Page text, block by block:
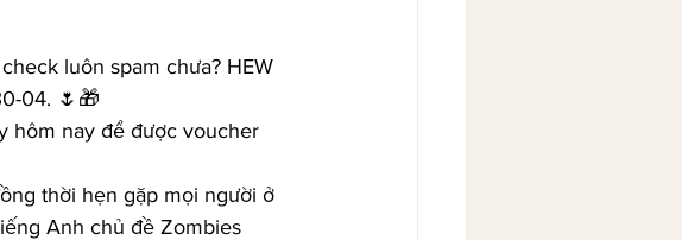
luôn spam chưa? HEW
04. 🌷🎁
hôm nay để được voucher
thời hẹn gặp mọi người ở
Anh chủ đề Zombies